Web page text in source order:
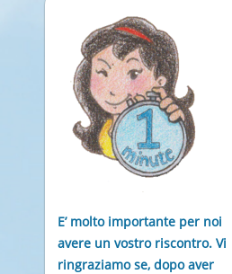
E’ molto importante per noi
avere un vostro riscontro. Vi
ringraziamo se, dopo aver